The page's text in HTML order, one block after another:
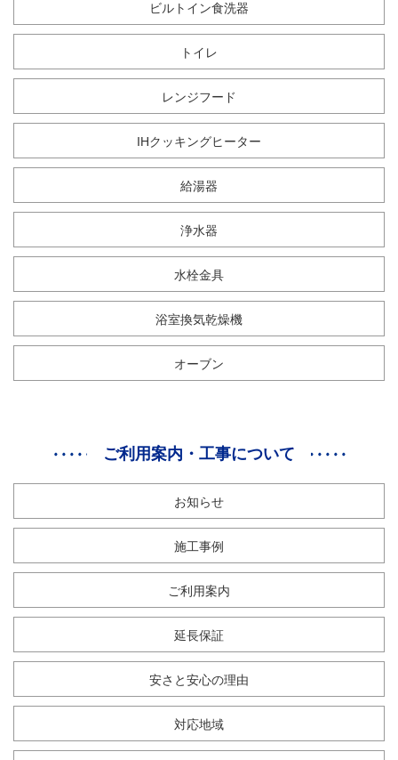
ビルトイン食洗器
トイレ
レンジフード
IHクッキングヒーター
給湯器
浄水器
水栓金具
浴室換気乾燥機
オーブン
ご利用案内・工事について
お知らせ
施工事例
ご利用案内
延長保証
安さと安心の理由
対応地域